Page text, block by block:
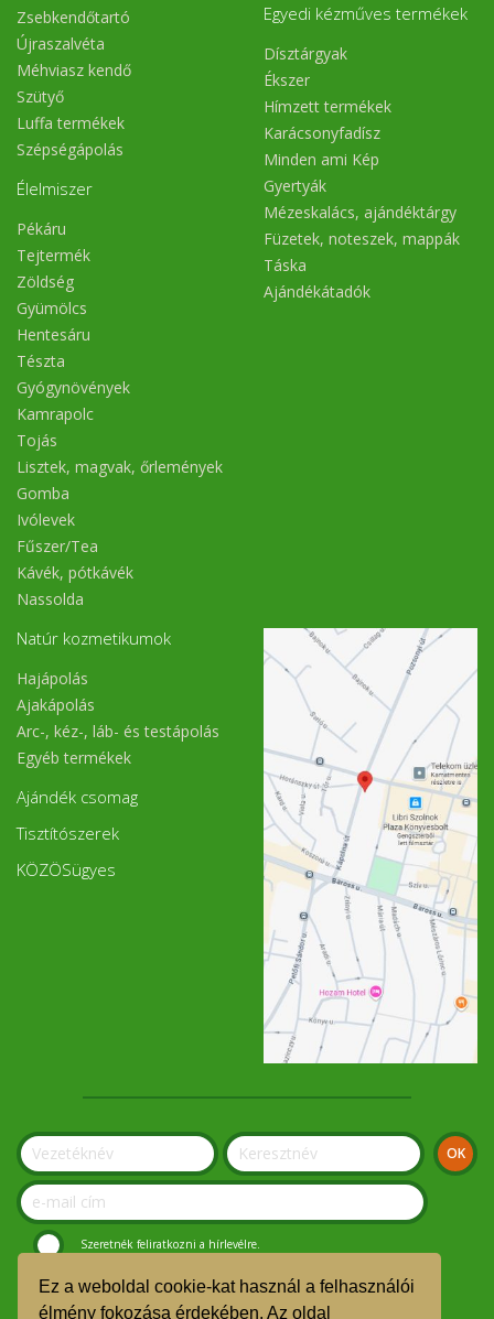
Ez a weboldal cookie-kat használ a felhasználói
élmény fokozása érdekében. Az oldal
Zsebkendőtartó
Újraszalvéta
Méhviasz kendő
Szütyő
Luffa termékek
Szépségápolás
Élelmiszer
Pékáru
Tejtermék
Zöldség
Gyümölcs
Hentesáru
Tészta
Gyógynövények
Kamrapolc
Tojás
Lisztek, magvak, őrlemények
Gomba
Ivólevek
Fűszer/Tea
Kávék, pótkávék
Nassolda
Egyedi kézműves termékek
Dísztárgyak
Ékszer
Hímzett termékek
Karácsonyfadísz
Minden ami Kép
Gyertyák
Mézeskalács, ajándéktárgy
Füzetek, noteszek, mappák
Táska
Ajándékátadók
Natúr kozmetikumok
Hajápolás
Ajakápolás
Arc-, kéz-, láb- és testápolás
Egyéb termékek
Ajándék csomag
Tisztítószerek
KÖZÖSügyes
Szeretnék feliratkozni a hírlevélre.
© Szolnoki Kosár Közösség 2019.